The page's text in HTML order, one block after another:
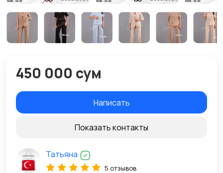
450 000 сум
Написать
Показать контакты
Татьяна
5 отзывов